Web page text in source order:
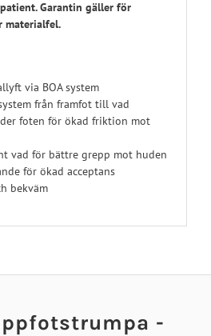
Garantin gäller för
materialfel.
via BOA system
från framfot till vad
foten för ökad friktion mot
vad för bättre grepp mot huden
för ökad acceptans
bekväm
-